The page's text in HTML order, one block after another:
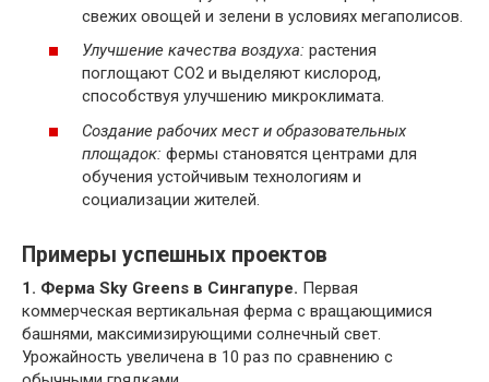
свежих овощей и зелени в условиях мегаполисов.
Улучшение качества воздуха: растения
поглощают CO2 и выделяют кислород,
способствуя улучшению микроклимата.
Создание рабочих мест и образовательных
площадок: фермы становятся центрами для
обучения устойчивым технологиям и
социализации жителей.
Примеры успешных проектов
1. Ферма Sky Greens в Сингапуре. Первая
коммерческая вертикальная ферма с вращающимися
башнями, максимизирующими солнечный свет.
Урожайность увеличена в 10 раз по сравнению с